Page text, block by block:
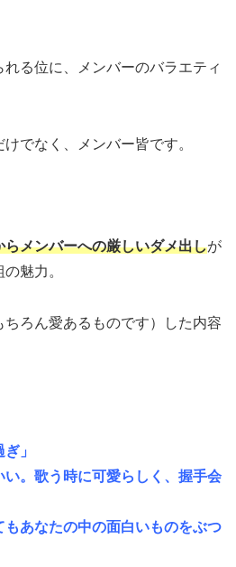
る位に、メンバーのバラエティ
でなく、メンバー皆です。
らメンバーへの厳しいダメ出しが
魅力。
ろん愛あるものです）した内容
」
い。歌う時に可愛らしく、握手会
もあなたの中の面白いものをぶつ